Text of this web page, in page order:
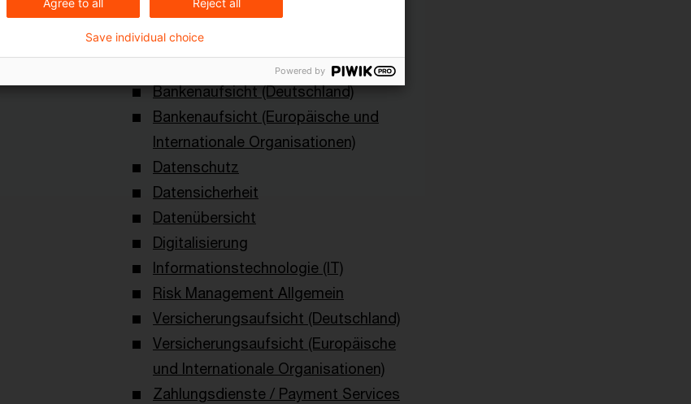
Schlagwörter
Bankenaufsicht (Deutschland)
Bankenaufsicht (Europäische und
Internationale Organisationen)
Datenschutz
Datensicherheit
Datenübersicht
Digitalisierung
Informationstechnologie (IT)
Risk Management Allgemein
Versicherungsaufsicht (Deutschland)
Versicherungsaufsicht (Europäische
und Internationale Organisationen)
Zahlungsdienste / Payment Services
Save individual choice
Powered by